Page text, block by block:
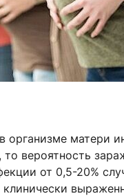
матери
вероятность
от 0,5-20%